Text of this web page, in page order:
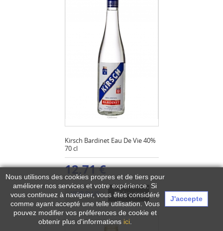
Kirsch Bardinet Eau De Vie 40%
70 cl
12,71 €
VOIR PLUS Ajouter
Nous utilisons des cookies propres et de tiers pour
améliorer nos services et votre expérience. Si
vous continuez à naviguer, vous êtes considéré
comme ayant accepté une telle utilisation. Vous
pouvez modifier vos préférences de cookie et
obtenir plus d'informations ici.
J'accepte